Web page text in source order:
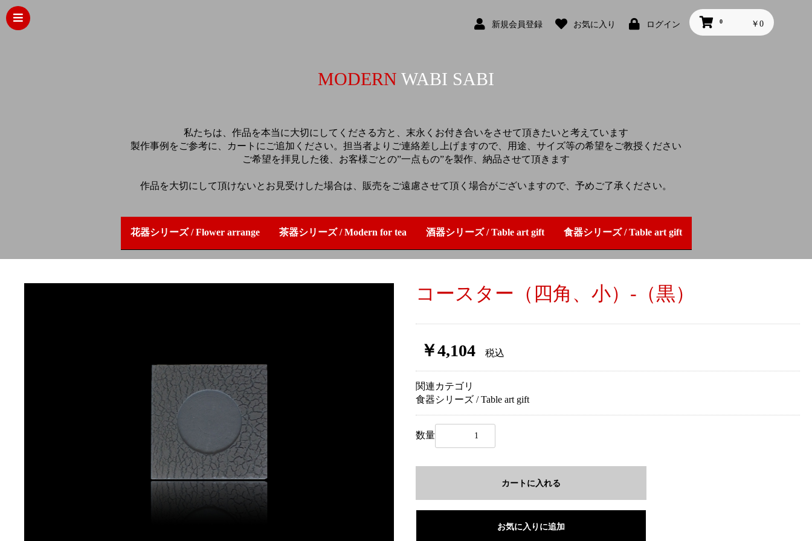
新規会員登録 お気に入り ログイン 0 ￥0
MODERN WABI SABI
私たちは、作品を本当に大切にしてくださる方と、末永くお付き合いをさせて頂きたいと考えています
製作事例をご参考に、カートにご追加ください。担当者よりご連絡差し上げますので、用途、サイズ等の希望をご教授ください
ご希望を拝見した後、お客様ごとの”一点もの”を製作、納品させて頂きます
作品を大切にして頂けないとお見受けした場合は、販売をご遠慮させて頂く場合がございますので、予めご了承ください。
花器シリーズ / Flower arrange 茶器シリーズ / Modern for tea 酒器シリーズ / Table art gift 食器シリーズ / Table art gift
コースター（四角、小）-（黒）
￥4,104 税込
関連カテゴリ
食器シリーズ / Table art gift
数量
カートに入れる
お気に入りに追加